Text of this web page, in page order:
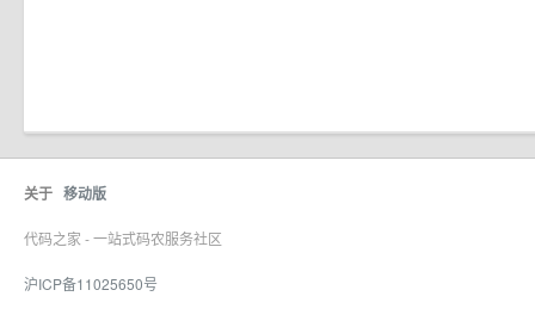
关于 移动版
代码之家 - 一站式码农服务社区
沪ICP备11025650号